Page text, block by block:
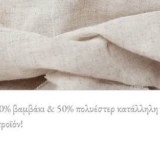
βαμβάκι & 50% πολυέστερ κατάλληλη